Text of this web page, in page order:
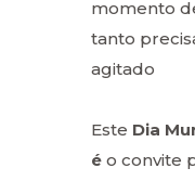
momento
tanto
agitado
Este Dia
é o convite